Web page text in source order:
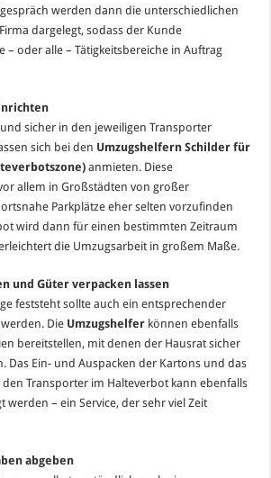
werden dann die unterschiedlichen
dargelegt, sodass der Kunde
– oder alle – Tätigkeitsbereiche in Auftrag
sicher in den jeweiligen Transporter
sich bei den Umzugshelfern Schilder für
anmieten. Diese
allem in Großstädten von großer
Parkplätze eher selten vorzufinden
wird dann für einen bestimmten Zeitraum
die Umzugsarbeit in großem Maße.
und Güter verpacken lassen
feststeht sollte auch ein entsprechender
Die Umzugshelfer können ebenfalls
bereitstellen, mit denen der Hausrat sicher
Das Ein- und Auspacken der Kartons und das
Transporter im Halteverbot kann ebenfalls
werden – ein Service, der sehr viel Zeit
abgeben